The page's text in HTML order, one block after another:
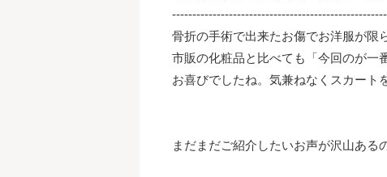
骨折の手術で出来たお傷でお洋服が限
市販の化粧品と比べても「今回のが一
お喜びでしたね。気兼ねなくスカート
まだまだご紹介したいお声が沢山ある